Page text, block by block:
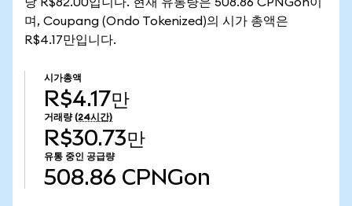
며, Coupang (Ondo Tokenized)의 시가 총액은
R$4.17만입니다.
시가총액
R$4.17만
거래량 (24시간)
R$30.73만
유통 중인 공급량
508.86 CPNGon